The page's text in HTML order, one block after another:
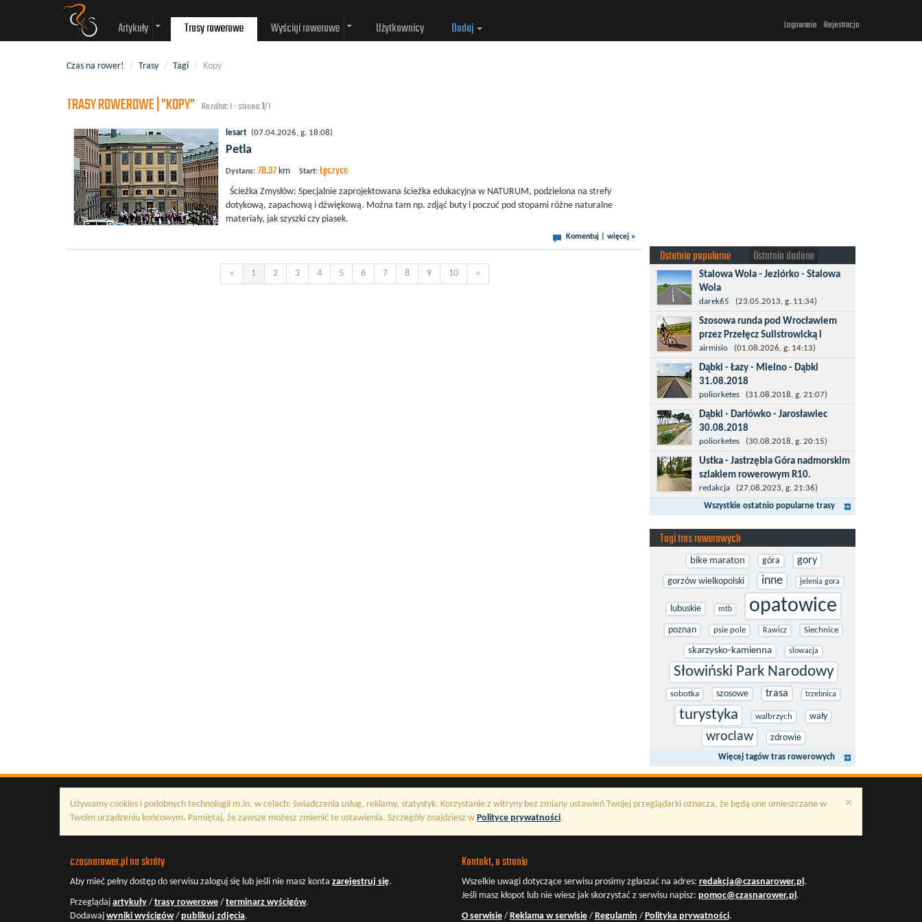
Logowanie Rejestracja
Artykuły Trasy rowerowe Wyścigi rowerowe Użytkownicy Dodaj
Czas na rower! / Trasy / Tagi / Kopy
TRASY ROWEROWE | "KOPY" Rezultat: 1 - strona:1/1
lesart (07.04.2026, g. 18:08)
Petla
Dystans: 78.37 km Start: Łęczyca
Ścieżka Zmysłów: Specjalnie zaprojektowana ścieżka edukacyjna w NATURUM, podzielona na strefy
dotykową, zapachową i dźwiękową. Można tam np. zdjąć buty i poczuć pod stopami różne naturalne
materiały, jak szyszki czy piasek.
Komentuj więcej »
« 1 2 3 4 5 6 7 8 9 10 »
Ostatnio popularne Ostatnio dodane
Stalowa Wola - Jeziórko - Stalowa
Wola
Taki krotki wypad troszeczkę po lesie
więcej po asfalcie , do wsi której już nie
ma , kopalni siarki również nie ma , a ci
co pamiętają okres...
darek65 (23.05.2013, g. 11:34)
Szosowa runda pod Wrocławiem
przez Przełęcz Sulistrowicką i
Mietków
Łatwa, szosowa runda pod
Wrocławiem, raczej płaska z jednym
małym podjazdem na Przełęcz
Sulistrowicką od strony Olesznej. To
trasa idealna na...
airmisio (01.08.2026, g. 14:13)
Dąbki - Łazy - Mielno - Dąbki
31.08.2018
Trasa do Łaz niemal w całości prowadzi
przez nową, asfaltową ścieżkę
rowerową (od Dąbek do Iwięcina
wzdłuż drogi 203). Niestety jest to
trasa nie...
poliorketes (31.08.2018, g. 21:07)
Dąbki - Darłówko - Jarosławiec
30.08.2018
Start w Dąbkach, dalej do Darłowa
nową ścieżką rowerową (niekiedy
pieszo-rowerową), gdzie na pierwszym
rondzie zjazd w stronę Darłówka
Zachodniego....
poliorketes (30.08.2018, g. 20:15)
Ustka - Jastrzębia Góra nadmorskim
szlakiem rowerowym R10.
Międzynarodowy Szlak Rowerowy R-
10, jest częścią sieci EuroVelo.
Prowadzi wzdłuż brzegu dookoła
Morza Bałtyckiego. Trasa liczy w sumie
ponad 8500...
redakcja (27.08.2023, g. 21:36)
Wszystkie ostatnio popularne trasy
Tagi tras rowerowych
bike maraton góra gory
gorzów wielkopolski inne jelenia gora
lubuskie mtb opatowice
poznan psie pole Rawicz Siechnice
skarzysko-kamienna slowacja
Słowiński Park Narodowy
sobotka szosowe trasa trzebnica
turystyka walbrzych wały
wroclaw zdrowie
Więcej tagów tras rowerowych
×
Używamy cookies i podobnych technologii m.in. w celach: świadczenia usług, reklamy, statystyk. Korzystanie z witryny bez zmiany ustawień Twojej przeglądarki oznacza, że będą one umieszczane w
Twoim urządzeniu końcowym. Pamiętaj, że zawsze możesz zmienić te ustawienia. Szczegóły znajdziesz w Polityce prywatności.
czasnarower.pl na skróty
Aby mieć pełny dostęp do serwisu zaloguj się lub jeśli nie masz konta zarejestruj się.
Przeglądaj artykuły / trasy rowerowe / terminarz wyścigów.
Dodawaj wyniki wyścigów/ publikuj zdjęcia.
Kontakt, o stronie
Wszelkie uwagi dotyczące serwisu prosimy zgłaszać na adres: redakcja@czasnarower.pl.
Jeśli masz kłopot lub nie wiesz jak skorzystać z serwisu napisz: pomoc@czasnarower.pl.
O serwisie/ Reklama w serwisie/ Regulamin / Polityka prywatności.